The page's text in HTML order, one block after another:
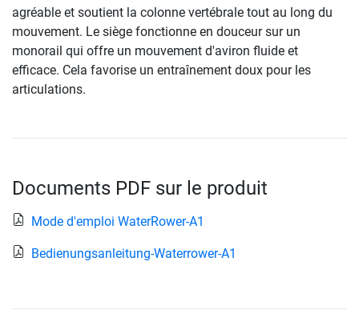
agréable et soutient la colonne vertébrale tout au long du
mouvement. Le siège fonctionne en douceur sur un
monorail qui offre un mouvement d'aviron fluide et
efficace. Cela favorise un entraînement doux pour les
articulations.
Documents PDF sur le produit
Mode d'emploi WaterRower-A1
Bedienungsanleitung-Waterrower-A1